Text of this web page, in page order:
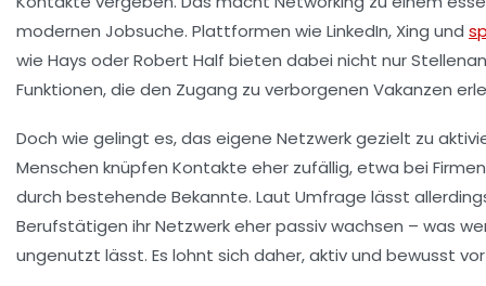
modernen Jobsuche. Plattformen wie LinkedIn, Xing und
wie Hays oderRobert Half bieten dabei nicht nur
Funktionen, die den Zugang zu verborgenen Vakanzen
Doch wie gelingt es, das eigene Netzwerk gezielt zu
Menschen knüpfen Kontakte eher zufällig, etwa bei
durch bestehende Bekannte. Laut Umfrage lässt
Berufstätigen ihr Netzwerk eher passiv wachsen – was
ungenutzt lässt. Es lohnt sich daher, aktiv und bewusst